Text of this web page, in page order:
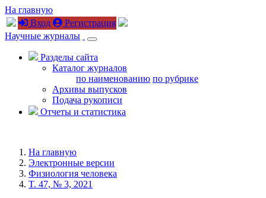
На главную
Вход
Регистрация
Научные журналы
Разделы сайта
Каталог журналов
по наименованию по рубрике
Архивы выпусков
Подача рукописи
Отчеты и статистика
На главную
Электронные версии
Физиология человека
T. 47, № 3, 2021